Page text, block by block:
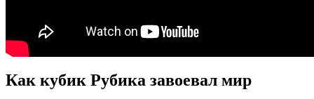
Как кубик Рубика завоевал мир